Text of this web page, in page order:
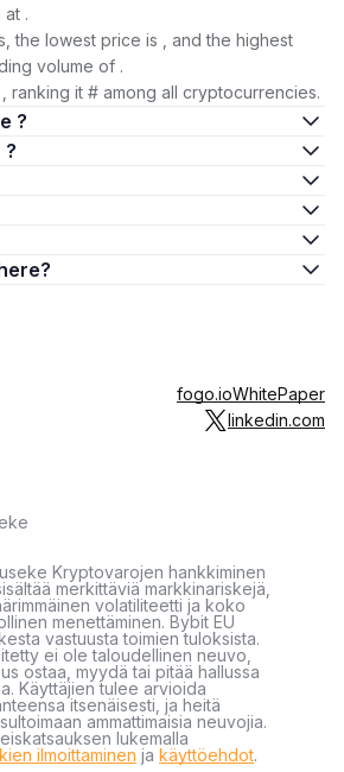
.
the lowest price is , and the highest
volume of .
ranking it # among all cryptocurrencies.
?
?
are there?
fogo.ioWhitePaper
linkedin.com
Kryptovarojen hankkiminen
merkittäviä markkinariskejä,
volatiliteetti ja koko
menettäminen. Bybit EU
vastuusta toimien tuloksista.
ei ole taloudellinen neuvo,
ostaa, myydä tai pitää hallussa
Käyttäjien tulee arvioida
itsenäisesti, ja heitä
ammattimaisia neuvojia.
lukemalla
ilmoittaminen ja käyttöehdot.